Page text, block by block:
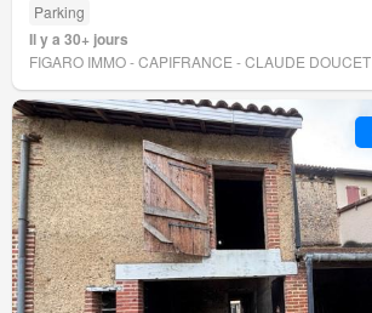
Parking
Il y a 30+ jours
FIGARO IMMO - CAPIFRANCE - CLAUDE DOUCET